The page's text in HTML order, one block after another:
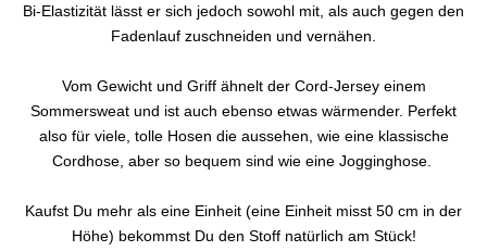
Bi-Elastizität lässt er sich jedoch sowohl mit, als auch gegen den
Fadenlauf zuschneiden und vernähen.
Vom Gewicht und Griff ähnelt der Cord-Jersey einem
Sommersweat und ist auch ebenso etwas wärmender. Perfekt
also für viele, tolle Hosen die aussehen, wie eine klassische
Cordhose, aber so bequem sind wie eine Jogginghose.
Kaufst Du mehr als eine Einheit (eine Einheit misst 50 cm in der
Höhe) bekommst Du den Stoff natürlich am Stück!